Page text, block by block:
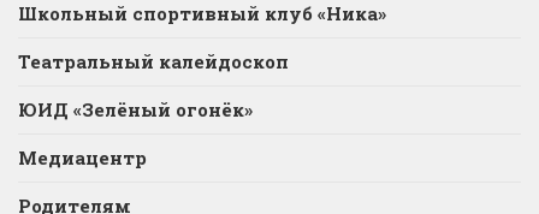
Школьный спортивный клуб «Ника»
Театральный калейдоскоп
ЮИД «Зелёный огонёк»
Медиацентр
Родителям